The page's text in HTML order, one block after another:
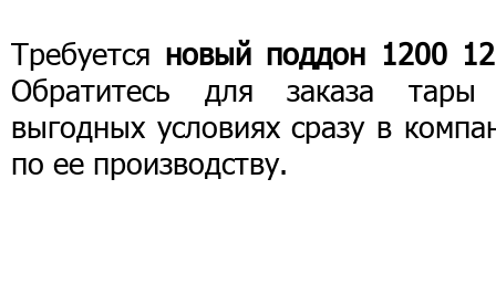
Требуется новый поддон 1200
Обратитесь для заказа
выгодных условиях сразу в
по ее производству.